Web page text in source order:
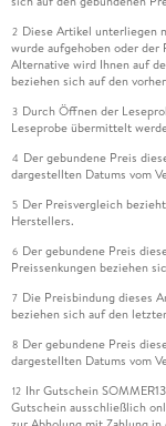
2 Diese Artikel unterliegen
wurde aufgehoben oder
Alternative wird Ihnen auf
beziehen sich auf den
3 Durch Öffnen der
Leseprobe übermittelt
4 Der gebundene Preis
dargestellten Datums vom
5 Der Preisvergleich
Herstellers.
6 Der gebundene Preis
Preissenkungen beziehen
7 Die Preisbindung dieses
beziehen sich auf den
8 Der gebundene Preis
dargestellten Datums vom
12 Ihr Gutschein
Gutschein ausschließlich